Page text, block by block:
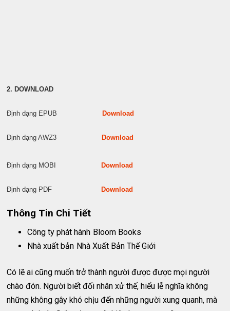
2. DOWNLOAD
Định dạng EPUB Download
Định dạng AWZ3 Download
Định dạng MOBI Download
Định dạng PDF Download
Thông Tin Chi Tiết
Công ty phát hành Bloom Books
Nhà xuất bản Nhà Xuất Bản Thế Giới
Có lẽ ai cũng muốn trở thành người được được mọi người
chào đón. Người biết đối nhân xử thế, hiểu lễ nghĩa không
những không gây khó chịu đến những người xung quanh, mà